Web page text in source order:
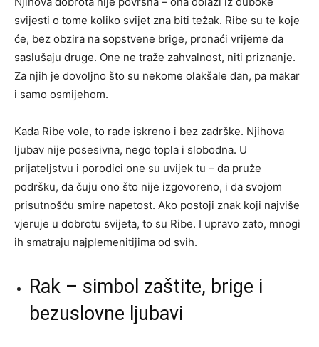
svijesti o tome koliko svijet zna biti težak. Ribe su te koje
će, bez obzira na sopstvene brige, pronaći vrijeme da
saslušaju druge. One ne traže zahvalnost, niti priznanje.
Za njih je dovoljno što su nekome olakšale dan, pa makar
i samo osmijehom.
Kada Ribe vole, to rade iskreno i bez zadrške. Njihova
ljubav nije posesivna, nego topla i slobodna. U
prijateljstvu i porodici one su uvijek tu – da pruže
podršku, da čuju ono što nije izgovoreno, i da svojom
prisutnošću smire napetost. Ako postoji znak koji najviše
vjeruje u dobrotu svijeta, to su Ribe. I upravo zato, mnogi
ih smatraju najplemenitijima od svih.
Rak – simbol zaštite, brige i
bezuslovne ljubavi